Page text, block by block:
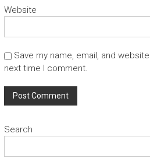
Website
Save my name, email, and
next time I comment.
Search